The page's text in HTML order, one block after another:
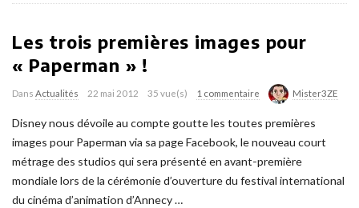
Les trois premières images pour
« Paperman » !
Dans Actualités 22 mai 2012 35 vue(s) 1 commentaire Mister3ZE
Disney nous dévoile au compte goutte les toutes premières
images pour Paperman via sa page Facebook, le nouveau court
métrage des studios qui sera présenté en avant-première
mondiale lors de la cérémonie d’ouverture du festival international
du cinéma d’animation d’Annecy…